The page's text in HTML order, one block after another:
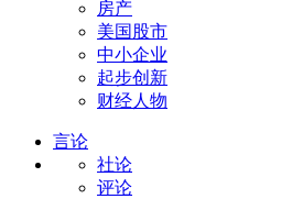
房产
美国股市
中小企业
起步创新
财经人物
言论
社论
评论